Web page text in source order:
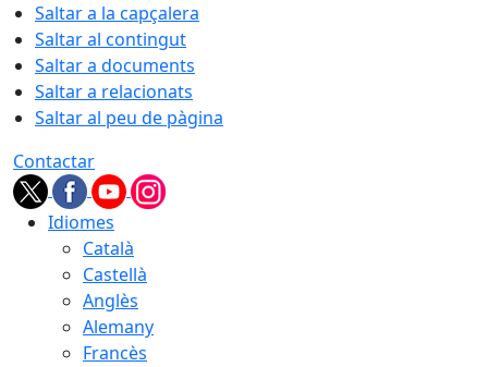
Saltar a la capçalera
Saltar al contingut
Saltar a documents
Saltar a relacionats
Saltar al peu de pàgina
Contactar
Idiomes
Català
Castellà
Anglès
Alemany
Francès